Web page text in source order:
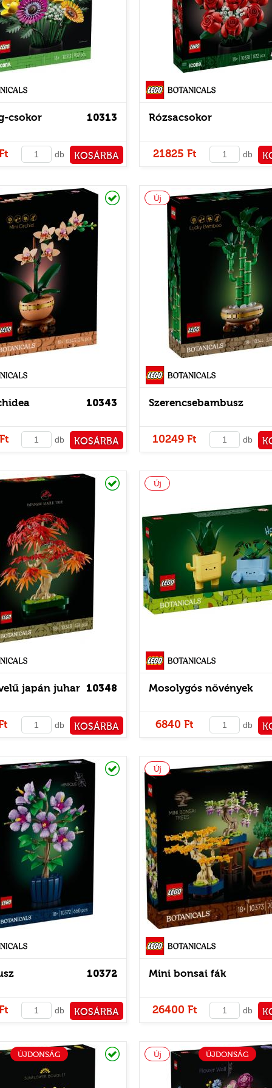
10313
csokor
db KOSÁRBA
Rózsacsokor
21825 Ft db
10343
db KOSÁRBA
Új
Szerencsebambusz
10249 Ft db
10348
japán juhar
db KOSÁRBA
Új
Mosolygós növények
6840 Ft db
10372
db KOSÁRBA
Új
Mini bonsai fák
26400 Ft db
ÚJDONSÁG Új ÚJDONSÁG